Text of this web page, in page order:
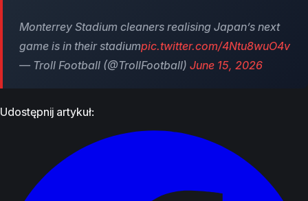
Monterrey Stadium cleaners realising Japan’s next
game is in their stadiumpic.twitter.com/4Ntu8wuO4v
— Troll Football (@TrollFootball) June 15, 2026
Udostępnij artykuł: